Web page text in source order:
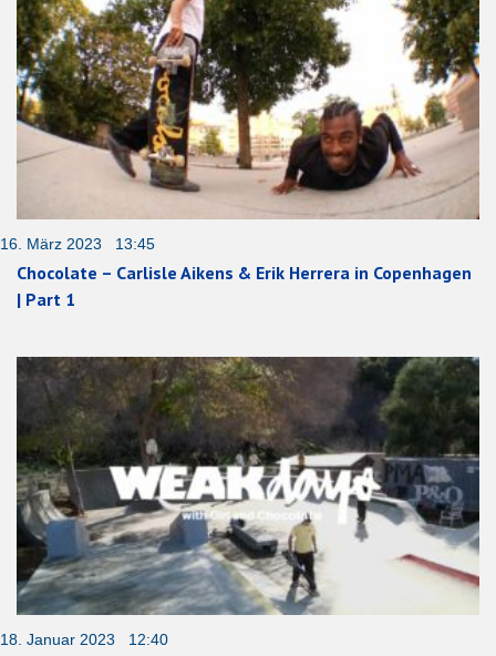
16. März 2023 13:45
Chocolate – Carlisle Aikens & Erik Herrera in Copenhagen
| Part 1
18. Januar 2023 12:40